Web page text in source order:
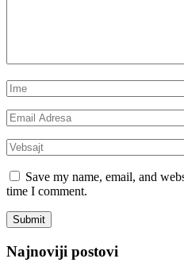
Save my name, email, and
time I comment.
Najnoviji postovi